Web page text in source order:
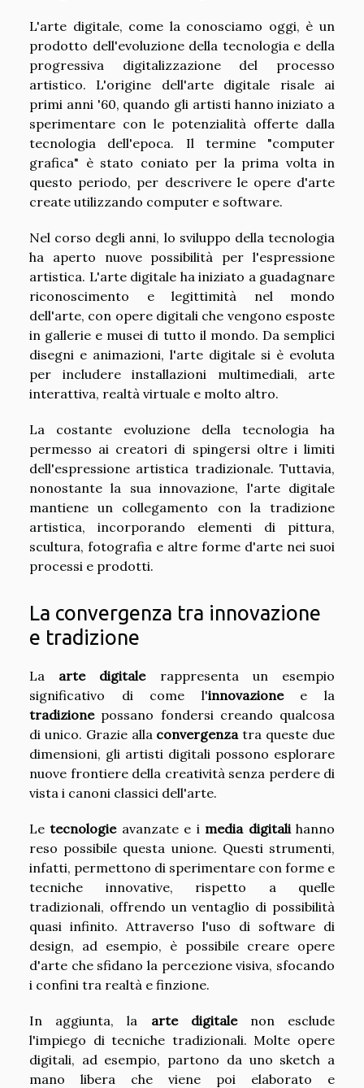
L'arte digitale, come la conosciamo oggi, è un
prodotto dell'evoluzione della tecnologia e della
progressiva digitalizzazione del processo
artistico. L'origine dell'arte digitale risale ai
primi anni '60, quando gli artisti hanno iniziato a
sperimentare con le potenzialità offerte dalla
tecnologia dell'epoca. Il termine "computer
grafica" è stato coniato per la prima volta in
questo periodo, per descrivere le opere d'arte
create utilizzando computer e software.
Nel corso degli anni, lo sviluppo della tecnologia
ha aperto nuove possibilità per l'espressione
artistica. L'arte digitale ha iniziato a guadagnare
riconoscimento e legittimità nel mondo
dell'arte, con opere digitali che vengono esposte
in gallerie e musei di tutto il mondo. Da semplici
disegni e animazioni, l'arte digitale si è evoluta
per includere installazioni multimediali, arte
interattiva, realtà virtuale e molto altro.
La costante evoluzione della tecnologia ha
permesso ai creatori di spingersi oltre i limiti
dell'espressione artistica tradizionale. Tuttavia,
nonostante la sua innovazione, l'arte digitale
mantiene un collegamento con la tradizione
artistica, incorporando elementi di pittura,
scultura, fotografia e altre forme d'arte nei suoi
processi e prodotti.
La convergenza tra innovazione
e tradizione
La arte digitalerappresenta un esempio
significativo di come l'innovazionee la
tradizionepossano fondersi creando qualcosa
di unico. Grazie alla convergenzatra queste due
dimensioni, gli artisti digitali possono esplorare
nuove frontiere della creatività senza perdere di
vista i canoni classici dell'arte.
Letecnologieavanzate e i media digitalihanno
reso possibile questa unione. Questi strumenti,
infatti, permettono di sperimentare con forme e
tecniche innovative, rispetto a quelle
tradizionali, offrendo un ventaglio di possibilità
quasi infinito. Attraverso l'uso di software di
design, ad esempio, è possibile creare opere
d'arte che sfidano la percezione visiva, sfocando
i confini tra realtà e finzione.
In aggiunta, la arte digitalenon esclude
l'impiego di tecniche tradizionali. Molte opere
digitali, ad esempio, partono da uno sketch a
mano libera che viene poi elaborato e